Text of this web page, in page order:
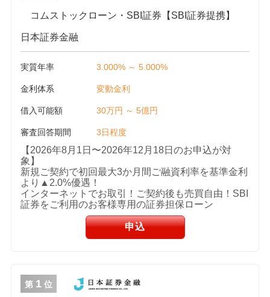
コムストックローン・SBI証券【SBI証券提携】
日本証券金融
実質年率 3.000% ～ 5.000%
金利体系 変動金利
借入可能額 30万円 ～ 5億円
審査回答期間 3日程度
【2026年8月1日〜2026年12月18日のお申込が対
象】
新規ご契約で初回最大3か月間ご融資利率を基準金利
より▲2.0%優遇！
インターネットでお取引！ご契約後も売買自由！SBI
証券をご利用のお客様専用の証券担保ローン
申込
第 1 位